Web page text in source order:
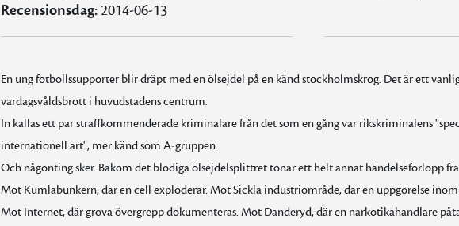
Recensionsdag:2014-06-13
En ung fotbollssupporter blir dräpt med en ölsejdel på en känd stockholmskrog. Det är ett
vardagsvåldsbrott i huvudstadens centrum.
In kallas ett par straffkommenderade kriminalare från det som en gång var rikskriminalens
internationell art", mer känd som A-gruppen.
Och någonting sker. Bakom det blodiga ölsejdelsplittret tonar ett helt annat händelseförlopp
Mot Kumlabunkern, där en cell exploderar. Mot Sickla industriområde, där en uppgörelse
Mot Internet, där grova övergrepp dokumenteras. Mot Danderyd, där en narkotikahandlare